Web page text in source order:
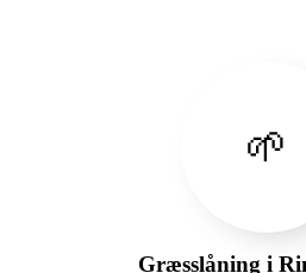
🌱
Græsslåning i